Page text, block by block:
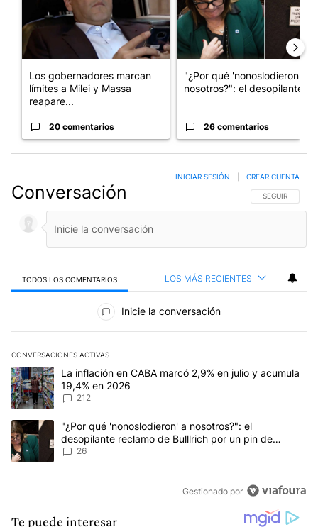
Los gobernadores marcan
límites a Milei y Massa
reapare...
20 comentarios
"¿Por qué 'nonoslodieron' a
nosotros?": el desopilante ...
26 comentarios
Conversación SIGA ESTA
SEGUIR
INICIAR SESIÓN CREAR CUENTA
TODOS LOS COMENTARIOS LOS MÁS RECIENTES
Todos los comentarios
Inicie la conversación
CONVERSACIONES ACTIVAS
Este listado muestra los artículos con más comentarios en los
Un artículo de tendencia con el título "La inflación en CABA
La inflación en CABA marcó 2,9% en julio y acumula
19,4% en 2026
212
Un artículo de tendencia con el título ""¿Por qué 'nonoslodieron'
"¿Por qué 'nonoslodieron' a nosotros?": el
desopilante reclamo de Bulllrich por un pin de
Malvinas
26
Gestionado por